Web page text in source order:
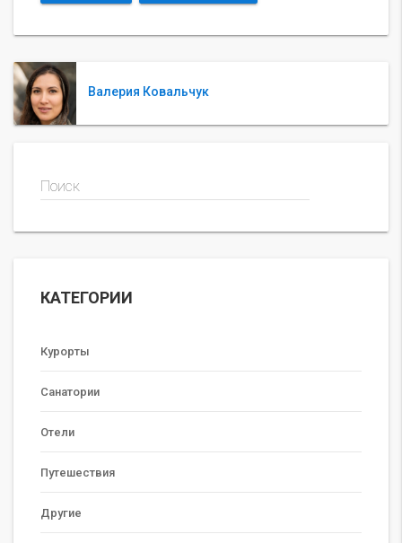
Валерия Ковальчук
Поиск
КАТЕГОРИИ
Курорты
Санатории
Отели
Путешествия
Другие